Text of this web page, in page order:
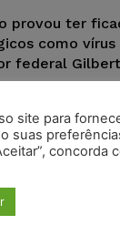
provou ter
como vírus
federal
site para
suas
concorda